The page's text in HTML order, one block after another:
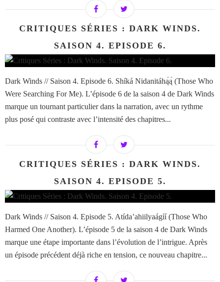
CRITIQUES SÉRIES : DARK WINDS.
SAISON 4. EPISODE 6.
Dark Winds // Saison 4. Episode 6. Shíká Nidanitáhą́ą́ (Those Who
Were Searching For Me). L’épisode 6 de la saison 4 de Dark Winds
marque un tournant particulier dans la narration, avec un rythme
plus posé qui contraste avec l’intensité des chapitres...
CRITIQUES SÉRIES : DARK WINDS.
SAISON 4. EPISODE 5.
Dark Winds // Saison 4. Episode 5. Atída’ahiilyaágíí (Those Who
Harmed One Another). L’épisode 5 de la saison 4 de Dark Winds
marque une étape importante dans l’évolution de l’intrigue. Après
un épisode précédent déjà riche en tension, ce nouveau chapitre...